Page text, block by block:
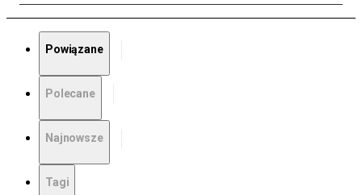
Powiązane
Polecane
Najnowsze
Tagi